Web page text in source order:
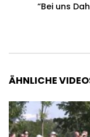
“Bei uns
ÄHNLICHE